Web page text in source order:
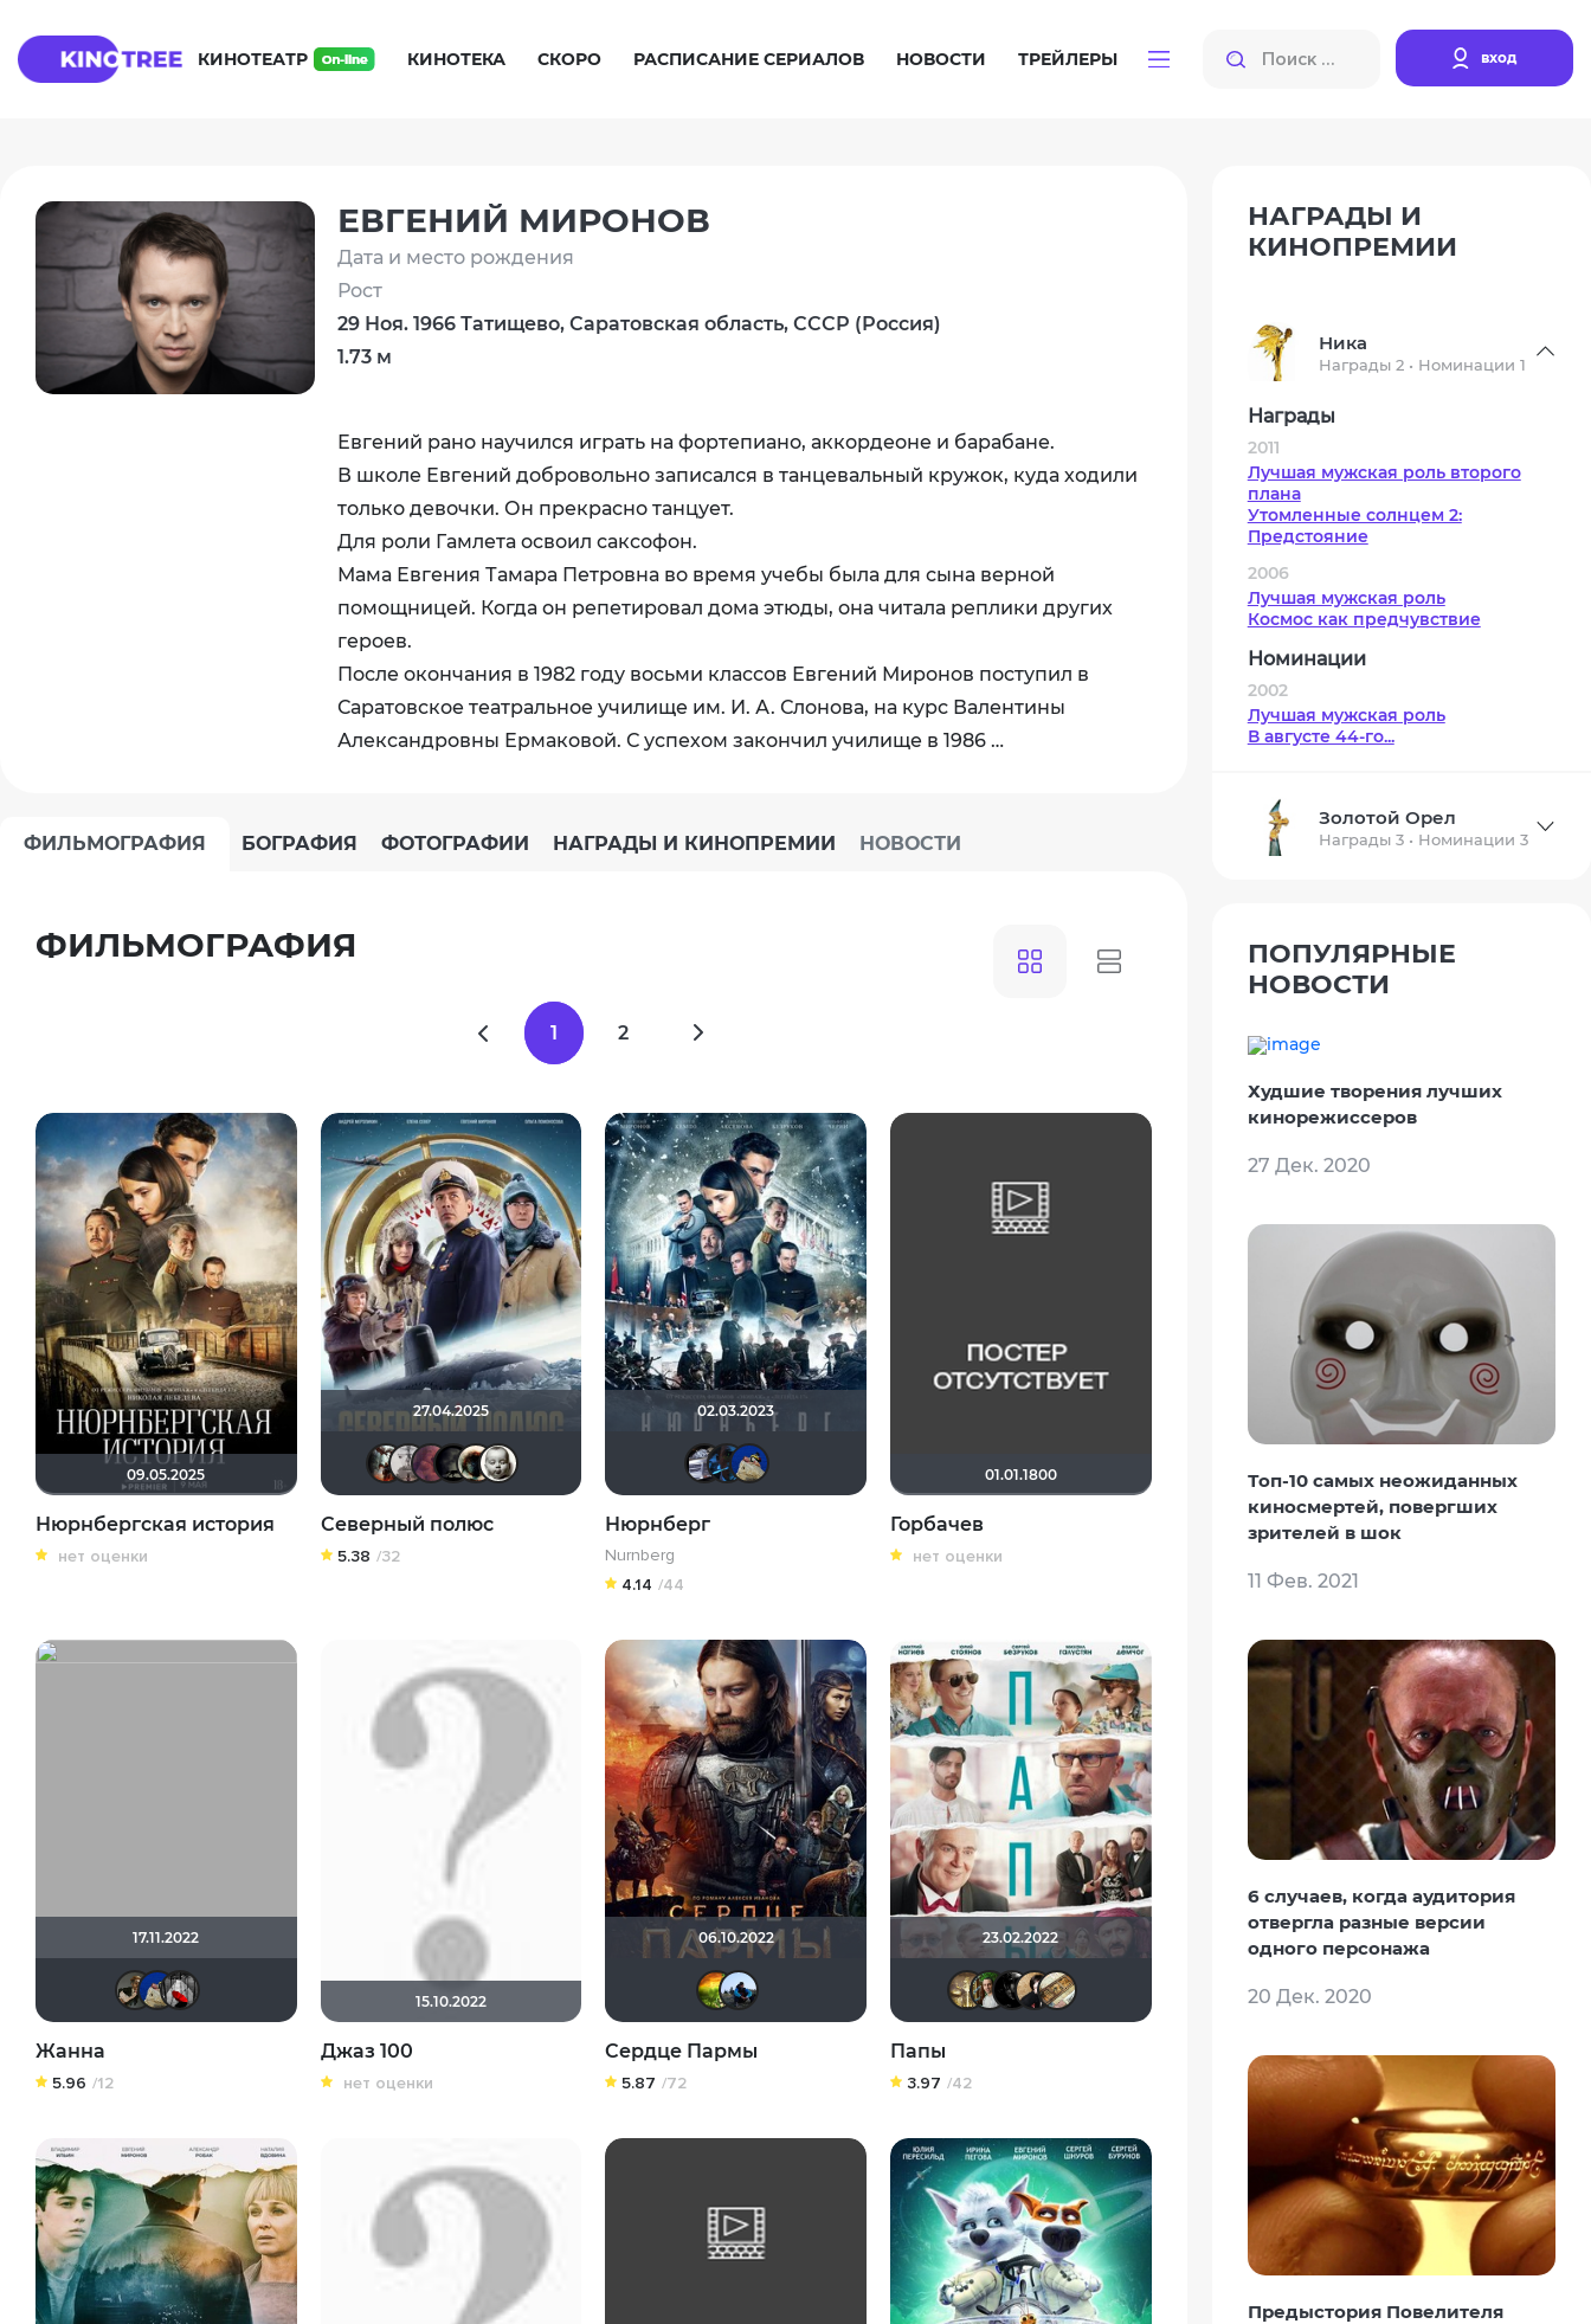
КИНОТЕАТР КИНОТЕКА СКОРО РАСПИСАНИЕ СЕРИАЛОВ НОВОСТИ ТРЕЙЛЕРЫ вход
ЕВГЕНИЙ МИРОНОВ
Дата и место рождения
Рост
29 Ноя. 1966 Татищево, Саратовская область, СССР (Россия)
1.73 м
Евгений рано научился играть на фортепиано, аккордеоне и барабане.
В школе Евгений добровольно записался в танцевальный кружок, куда ходили
только девочки. Он прекрасно танцует.
Для роли Гамлета освоил саксофон.
Мама Евгения Тамара Петровна во время учебы была для сына верной
помощницей. Когда он репетировал дома этюды, она читала реплики других
героев.
После окончания в 1982 году восьми классов Евгений Миронов поступил в
Саратовское театральное училище им. И. А. Слонова, на курс Валентины
Александровны Ермаковой. С успехом закончил училище в 1986 …
ФИЛЬМОГРАФИЯ БОГРАФИЯ ФОТОГРАФИИ НАГРАДЫ И КИНОПРЕМИИ НОВОСТИ
ФИЛЬМОГРАФИЯ
1 2
09.05.2025
Нюрнбергская история
нет оценки
27.04.2025
andrey - tyumen
Paul17
Северный полюс
5.38 /32
02.03.2023
Нюрнберг
Nurnberg
4.14 /44
01.01.1800
Горбачев
нет оценки
17.11.2022
дядя женя
didak2002
Мышь Белая
Жанна
5.96 /12
15.10.2022
Джаз 100
нет оценки
06.10.2022
Сердце Пармы
5.87 /72
23.02.2022
Gautama Buddha
Папы
3.97 /42
НАГРАДЫ И
КИНОПРЕМИИ
Ника
Награды 2 • Номинации 1
Награды
2011
Лучшая мужская роль второго
плана
Утомленные солнцем 2:
Предстояние
2006
Лучшая мужская роль
Космос как предчувствие
Номинации
2002
Лучшая мужская роль
В августе 44-го...
Золотой Орел
Награды 3 • Номинации 3
ПОПУЛЯРНЫЕ
НОВОСТИ
Худшие творения лучших
кинорежиссеров
27 Дек. 2020
Топ-10 самых неожиданных
киносмертей, повергших
зрителей в шок
11 Фев. 2021
6 случаев, когда аудитория
отвергла разные версии
одного персонажа
20 Дек. 2020
Предыстория Повелителя